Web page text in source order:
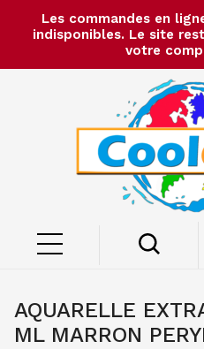
Les commandes en
indisponibles. Le site
votre
AQUARELLE
ML MARRON